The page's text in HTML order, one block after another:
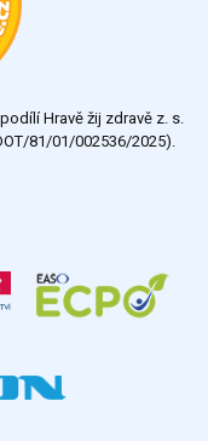
Všechny ankety
Hravě žij zdravě z. s.
81/01/002536/2025).